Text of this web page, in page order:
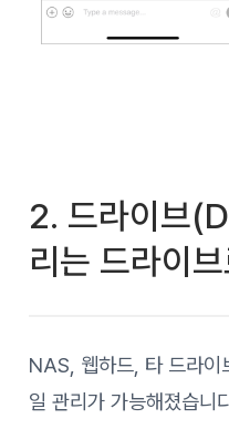
2. 드라이브
리는 드라이
NAS, 웹하드, 타 드라이
일 관리가 가능해졌습니